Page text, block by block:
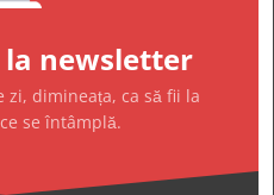
la newsletter
dimineața, ca să fii la
se întâmplă.